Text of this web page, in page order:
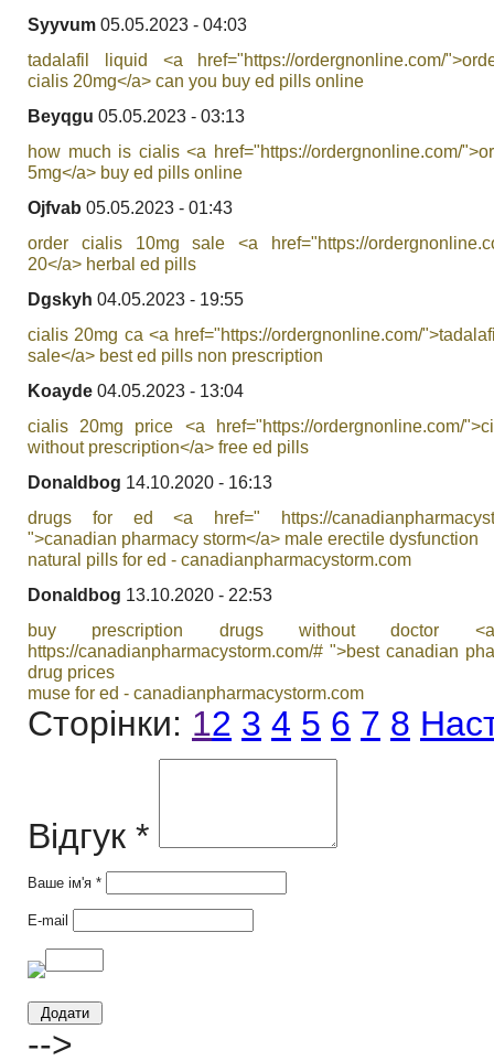
Syyvum 05.05.2023 - 04:03
tadalafil liquid <a href="https://ordergnonline.com/
cialis 20mg</a> can you buy ed pills online
Beyqgu 05.05.2023 - 03:13
how much is cialis <a href="https://ordergnonline.com/
5mg</a> buy ed pills online
Ojfvab 05.05.2023 - 01:43
order cialis 10mg sale <a href="https://
20</a> herbal ed pills
Dgskyh 04.05.2023 - 19:55
cialis 20mg ca <a href="https://ordergnonline.com/
sale</a> best ed pills non prescription
Koayde 04.05.2023 - 13:04
cialis 20mg price <a href="https://ordergnonline.com/
without prescription</a> free ed pills
Donaldbog 14.10.2020 - 16:13
drugs for ed <a href=" https://
">canadian pharmacy storm</a> male erectile dysfunction
natural pills for ed - canadianpharmacystorm.com
Donaldbog 13.10.2020 - 22:53
buy prescription drugs without doctor
https://canadianpharmacystorm.com/# ">best canadian
drug prices
muse for ed - canadianpharmacystorm.com
Сторінки: 12 3 4 5 6 7 8
Відгук *
Ваше ім'я *
E-mail
-->